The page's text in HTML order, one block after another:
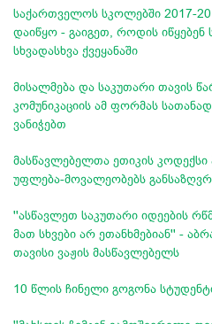
საქართველოს სკოლებში 2017-
დაიწყო - გაიგეთ, როდის
სხვადასხვა ქვეყანაში
მისალმება და საკუთარი თავის
კომუნიკაციის ამ ფორმას
ვანიჭებთ
მასწავლებელთა ეთიკის
უფლება-მოვალეობებს
''ასწავლეთ საკუთარი იდეების
მათ სხვები არ ეთანხმებიან'' -
თავისი ვაჟის მასწავლებელს
10 წლის ჩინელი გოგონა